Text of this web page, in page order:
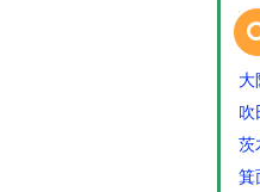
大
吹
茨
箕